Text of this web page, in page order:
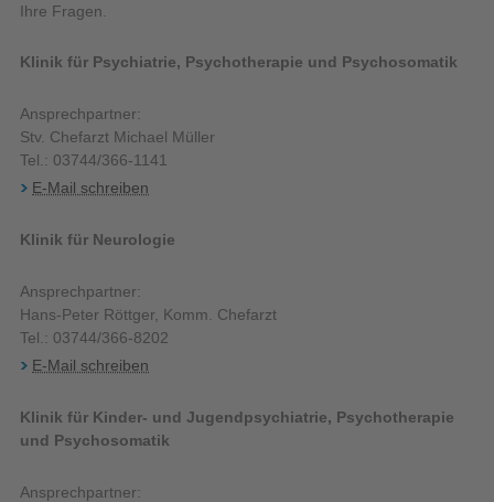
Ihre Fragen.
Klinik für Psychiatrie, Psychotherapie und Psychosomatik
Ansprechpartner:
Stv. Chefarzt Michael Müller
Tel.: 03744/366-1141
E-Mail schreiben
Klinik für Neurologie
Ansprechpartner:
Hans-Peter Röttger, Komm. Chefarzt
Tel.: 03744/366-8202
E-Mail schreiben
Klinik für Kinder- und Jugendpsychiatrie, Psychotherapie
und Psychosomatik
Ansprechpartner: